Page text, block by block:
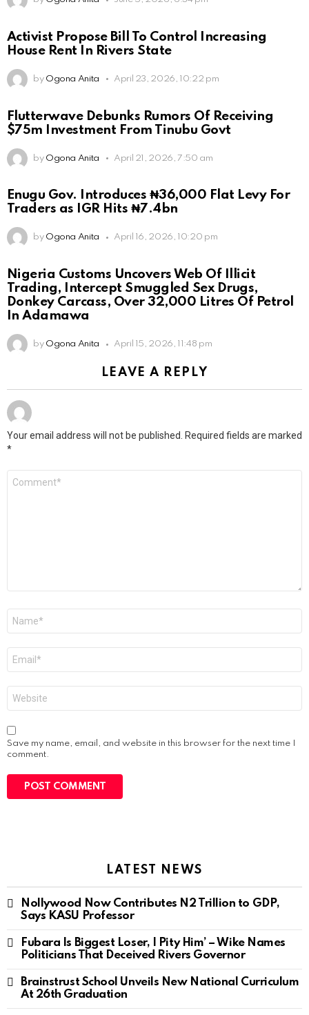
Activist Propose Bill To Control Increasing
House Rent In Rivers State
by Ogona Anita April 23, 2026, 10:22 pm
Flutterwave Debunks Rumors Of Receiving
$75m Investment From Tinubu Govt
by Ogona Anita April 21, 2026, 7:50 am
Enugu Gov. Introduces ₦36,000 Flat Levy For
Traders as IGR Hits ₦7.4bn
by Ogona Anita April 16, 2026, 10:20 pm
Nigeria Customs Uncovers Web Of Illicit
Trading, Intercept Smuggled Sex Drugs,
Donkey Carcass, Over 32,000 Litres Of Petrol
In Adamawa
by Ogona Anita April 15, 2026, 11:48 pm
LEAVE A REPLY
Your email address will not be published.
Required fields are marked
*
Save my name, email, and website in this browser for the next time I
comment.
LATEST NEWS
Nollywood Now Contributes N2 Trillion to GDP,
Says KASU Professor
Fubara Is Biggest Loser, I Pity Him’ – Wike Names
Politicians That Deceived Rivers Governor
Brainstrust School Unveils New National Curriculum
At 26th Graduation